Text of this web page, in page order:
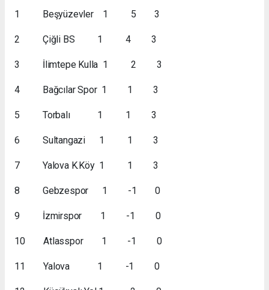
1 Beşyüzevler 1 5 3
2 Çiğli BS 1 4 3
3 İlimtepe Kulla 1 2 3
4 Bağcılar Spor 1 1 3
5 Torbalı 1 1 3
6 Sultangazi 1 1 3
7 Yalova K.Köy 1 1 3
8 Gebzespor 1 -1 0
9 İzmirspor 1 -1 0
10 Atlasspor 1 -1 0
11 Yalova 1 -1 0